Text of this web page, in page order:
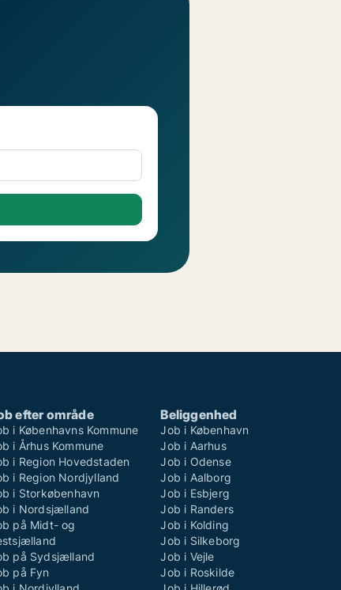
efter område
i Københavns Kommune
i Århus Kommune
i Region Hovedstaden
i Region Nordjylland
i Storkøbenhavn
i Nordsjælland
på Midt- og
på Sydsjælland
på Fyn
Beliggenhed
Job i København
Job i Aarhus
Job i Odense
Job i Aalborg
Job i Esbjerg
Job i Randers
Job i Kolding
Job i Silkeborg
Job i Vejle
Job i Roskilde